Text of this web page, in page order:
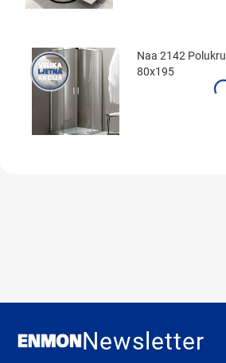
Naa 2142
80x195
Newsletter